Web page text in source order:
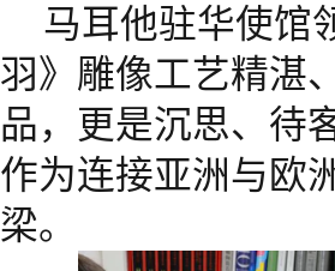
马耳他驻华使馆
羽》雕像工艺精湛
品，更是沉思、待
作为连接亚洲与欧
梁。